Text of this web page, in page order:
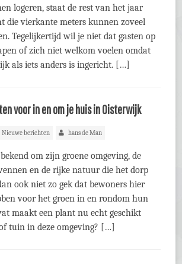
logeren, staat de rest van het jaar
die vierkante meters kunnen zoveel
Tegelijkertijd wil je niet dat gasten op
of zich niet welkom voelen omdat
als iets anders is ingericht. […]
voor in en om je huis in Oisterwijk
Nieuwe berichten hans de Man
om zijn groene omgeving, de
en de rijke natuur die het dorp
ook niet zo gek dat bewoners hier
voor het groen in en rondom hun
maakt een plant nu echt geschikt
tuin in deze omgeving? […]